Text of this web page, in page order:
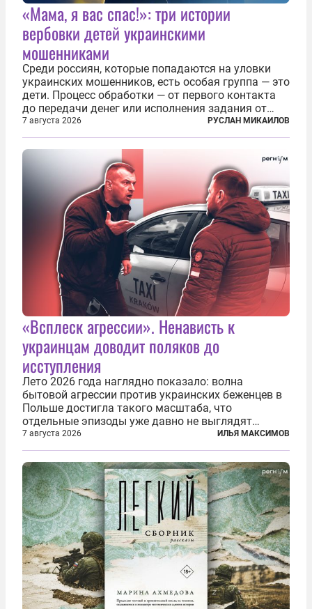
«Мама, я вас спас!»: три истории
вербовки детей украинскими
мошенниками
Среди россиян, которые попадаются на уловки
украинских мошенников, есть особая группа — это
дети. Процесс обработки — от первого контакта
до передачи денег или исполнения задания от
кураторов может занять от двух часов до
нескольких месяцев. Детей превращают в
послушных исполнителей, которые...
7 августа 2026 РУСЛАН МИКАИЛОВ
«Всплеск агрессии». Ненависть к
украинцам доводит поляков до
исступления
Лето 2026 года наглядно показало: волна
бытовой агрессии против украинских беженцев в
Польше достигла такого масштаба, что
отдельные эпизоды уже давно не выглядят
случайными. Поляки, судя по происходящему,
буквально теряют рассудок от ненависти к
украинским беженцам, и каждый новый случай
по-своему...
7 августа 2026 ИЛЬЯ МАКСИМОВ